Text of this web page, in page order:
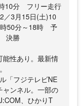
10分 フリー走行
3月15日(土)10
50分～18時 予
決勝
能性あり。最新情
「フジテレビNE
ャンネル。一部の
、ひかりT